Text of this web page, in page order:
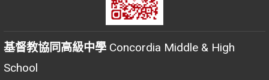
基督教協同高級中學 Concordia Middle & High
School